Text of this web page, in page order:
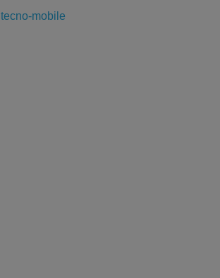
tecno-mobile